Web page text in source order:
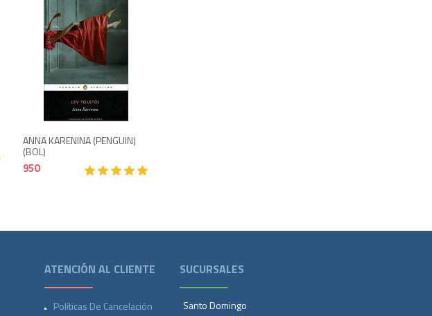
900
ANNA KARENINA (PENGUIN)
(BOL)
950
Agotado
ATENCIÓN AL CLIENTE
Políticas De Cancelación
SUCURSALES
Santo Domingo